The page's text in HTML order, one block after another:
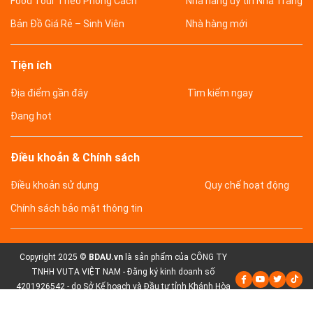
Bản Đồ Giá Rẻ – Sinh Viên Nhà hàng mới
Tiện ích
Địa điểm gần đây Tìm kiếm ngay
Đang hot
Điều khoản & Chính sách
Điều khoản sử dụng Quy chế hoạt động
Chính sách bảo mật thông tin
Copyright 2025 © BDAU.vnlà sản phẩm của CÔNG TY
TNHH VUTA VIỆT NAM - Đăng ký kinh doanh số
4201926542 - do Sở Kế hoạch và Đầu tư tỉnh Khánh Hòa